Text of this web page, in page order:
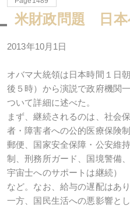
米財政問題 日本
2013年10月1日
オバマ大統領は日本時間１日
後５時）から演説で政府機関
ついて詳細に述べた。
まず、継続されるのは、社会
者・障害者への公的医療保険
郵便、国家安全保障・公安維
制、刑務所ガード、国境警備
宇宙士へのサポートは継続）
など。なお、給与の遅配はあり
一方、国民生活への悪影響と